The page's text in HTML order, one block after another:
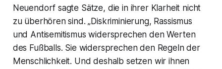
Neuendorf sagte Sätze, die in ihrer Klarheit nicht
zu überhören sind. „Diskriminierung, Rassismus
und Antisemitismus widersprechen den Werten
des Fußballs. Sie widersprechen den Regeln der
Menschlichkeit. Und deshalb setzen wir ihnen